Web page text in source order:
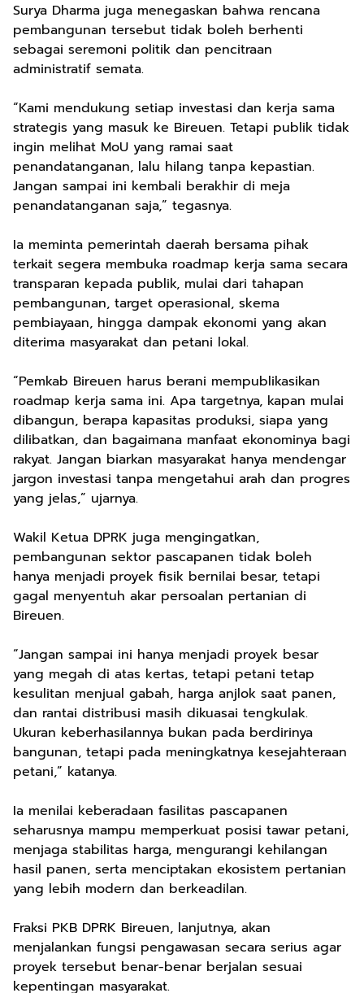
Surya Dharma juga menegaskan bahwa rencana
pembangunan tersebut tidak boleh berhenti
sebagai seremoni politik dan pencitraan
administratif semata.
“Kami mendukung setiap investasi dan kerja sama
strategis yang masuk ke Bireuen. Tetapi publik tidak
ingin melihat MoU yang ramai saat
penandatanganan, lalu hilang tanpa kepastian.
Jangan sampai ini kembali berakhir di meja
penandatanganan saja,” tegasnya.
Ia meminta pemerintah daerah bersama pihak
terkait segera membuka roadmap kerja sama secara
transparan kepada publik, mulai dari tahapan
pembangunan, target operasional, skema
pembiayaan, hingga dampak ekonomi yang akan
diterima masyarakat dan petani lokal.
“Pemkab Bireuen harus berani mempublikasikan
roadmap kerja sama ini. Apa targetnya, kapan mulai
dibangun, berapa kapasitas produksi, siapa yang
dilibatkan, dan bagaimana manfaat ekonominya bagi
rakyat. Jangan biarkan masyarakat hanya mendengar
jargon investasi tanpa mengetahui arah dan progres
yang jelas,” ujarnya.
Wakil Ketua DPRK juga mengingatkan,
pembangunan sektor pascapanen tidak boleh
hanya menjadi proyek fisik bernilai besar, tetapi
gagal menyentuh akar persoalan pertanian di
Bireuen.
“Jangan sampai ini hanya menjadi proyek besar
yang megah di atas kertas, tetapi petani tetap
kesulitan menjual gabah, harga anjlok saat panen,
dan rantai distribusi masih dikuasai tengkulak.
Ukuran keberhasilannya bukan pada berdirinya
bangunan, tetapi pada meningkatnya kesejahteraan
petani,” katanya.
Ia menilai keberadaan fasilitas pascapanen
seharusnya mampu memperkuat posisi tawar petani,
menjaga stabilitas harga, mengurangi kehilangan
hasil panen, serta menciptakan ekosistem pertanian
yang lebih modern dan berkeadilan.
Fraksi PKB DPRK Bireuen, lanjutnya, akan
menjalankan fungsi pengawasan secara serius agar
proyek tersebut benar-benar berjalan sesuai
kepentingan masyarakat.